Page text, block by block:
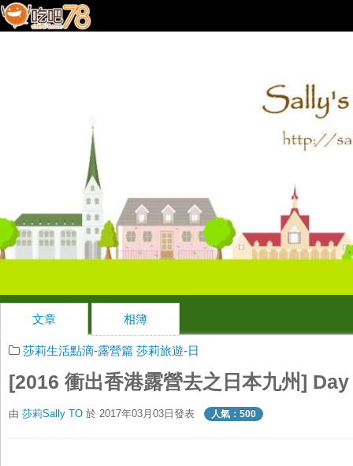
文章 相簿
莎莉生活點滴-露營篇 莎莉旅遊-日
[2016 衝出香港露營去之日本九州]
由 莎莉Sally TO 於 2017年03月03日發表 人氣：500